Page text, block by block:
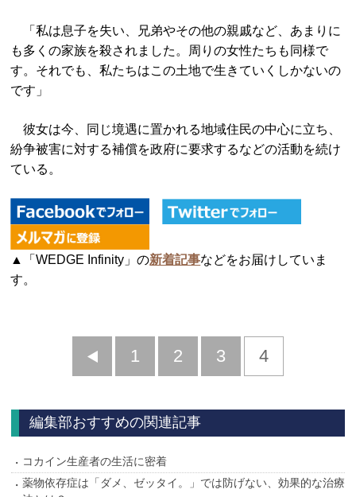
「私は息子を失い、兄弟やその他の親戚など、あまりに
も多くの家族を殺されました。周りの女性たちも同様で
す。それでも、私たちはこの土地で生きていくしかないの
です」
彼女は今、同じ境遇に置かれる地域住民の中心に立ち、
紛争被害に対する補償を政府に要求するなどの活動を続け
ている。
▲「WEDGE Infinity」の新着記事などをお届けしていま
す。
前
1 2 3 4
編集部おすすめの関連記事
コカイン生産者の生活に密着
薬物依存症は「ダメ、ゼッタイ。」では防げない、効果的な治療